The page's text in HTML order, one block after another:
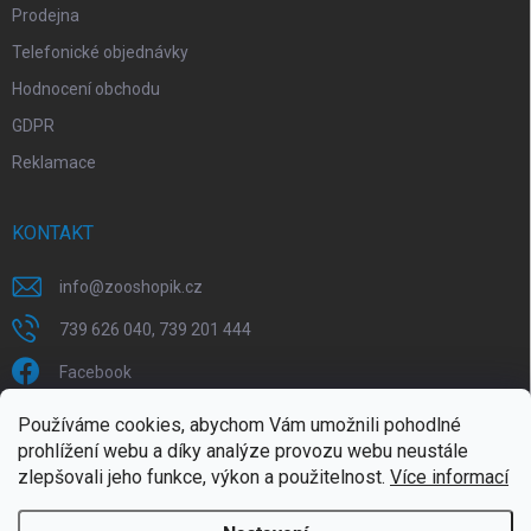
Používáme cookies, abychom Vám umožnili pohodlné
prohlížení webu a díky analýze provozu webu neustále
zlepšovali jeho funkce, výkon a použitelnost. Více informací
Prodejna
Telefonické objednávky
Hodnocení obchodu
GDPR
Reklamace
KONTAKT
info@zooshopik.cz
739 626 040, 739 201 444
Facebook
FACEBOOK